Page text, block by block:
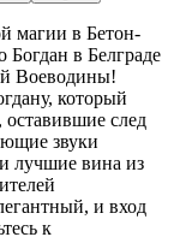
магии в Бетон-
в Белграде
Воеводины!
который
оставившие след
звуки
лучшие вина из
и вход
к